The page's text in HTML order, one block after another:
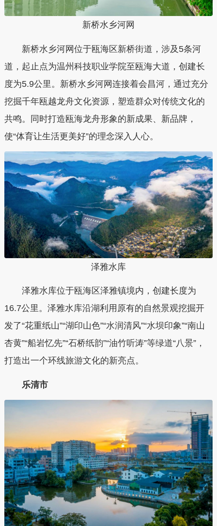
新桥水乡河网
新桥水乡河网位于瓯海区新桥街道，涉及5条河
道，起止点为温州科技职业学院至瓯海大道，创建长
度为5.9公里。新桥水乡河网连接着会昌河，通过充分
挖掘千年瓯越龙舟文化资源，塑造群众对传统文化的
共鸣。同时打造瓯海龙舟形象的新成果、新品牌，
使“体育让生活更美好”的理念深入人心。
泽雅水库
泽雅水库位于瓯海区泽雅镇境内，创建长度为
16.7公里。泽雅水库沿湖利用原有的自然景观挖掘开
发了“花重纸山”“湖印山色”“水润清风”“水坝印象”“南山
杏黄”“船岩忆先”“石桥纸韵”“油竹听涛”等绿道“八景”，
打造出一个环线旅游文化的新亮点。
乐清市